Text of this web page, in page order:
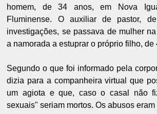
homem, de 34 anos, em Nova
Fluminense. O auxiliar de pastor,
investigações, se passava de mulher
a namorada a estuprar o próprio filho, de
Segundo o que foi informado pela
dizia para a companheira virtual que
um agiota e que, caso o casal não
sexuais" seriam mortos. Os abusos eram